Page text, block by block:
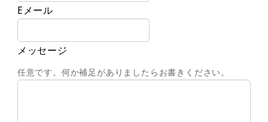
Eメール
メッセージ
任意です。何か補足がありましたらお書きください。